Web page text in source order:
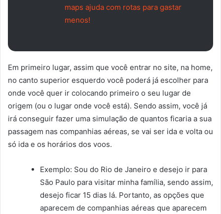
maps ajuda com rotas para gastar
menos!
Em primeiro lugar, assim que você entrar no site, na home,
no canto superior esquerdo você poderá já escolher para
onde você quer ir colocando primeiro o seu lugar de
origem (ou o lugar onde você está). Sendo assim, você já
irá conseguir fazer uma simulação de quantos ficaria a sua
passagem nas companhias aéreas, se vai ser ida e volta ou
só ida e os horários dos voos.
Exemplo: Sou do Rio de Janeiro e desejo ir para
São Paulo para visitar minha família, sendo assim,
desejo ficar 15 dias lá. Portanto, as opções que
aparecem de companhias aéreas que aparecem